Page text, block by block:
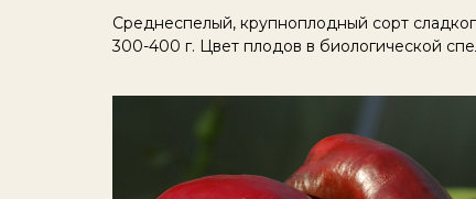
Среднеспелый, крупноплодный сорт
300-400 г. Цвет плодов в биологической